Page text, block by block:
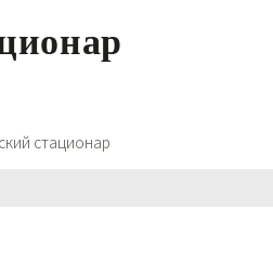
стационар